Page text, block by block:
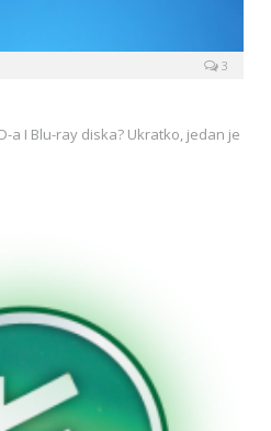
3
a I Blu-ray diska? Ukratko, jedan je